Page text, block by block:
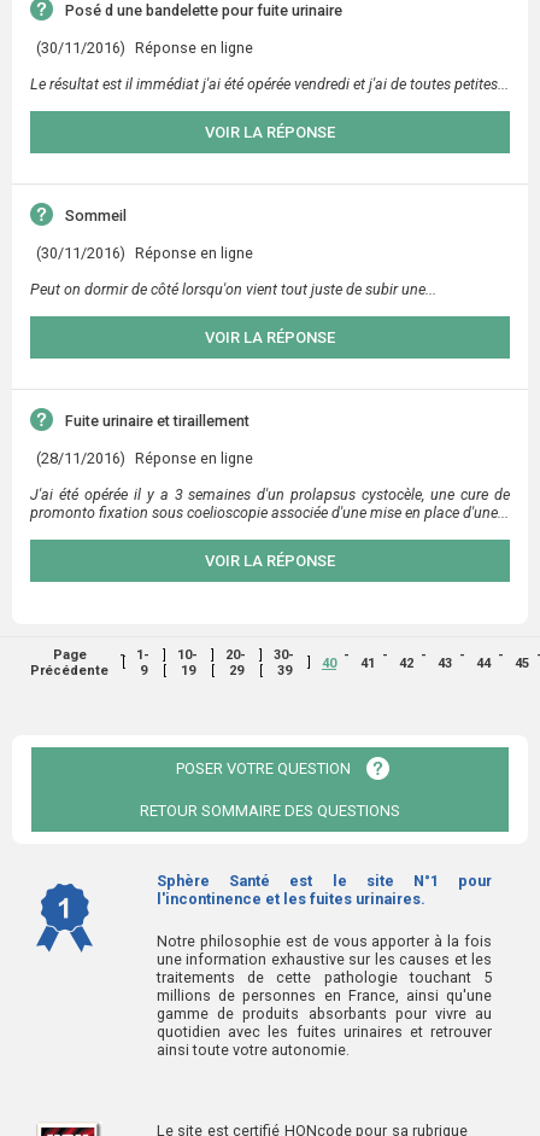
Posé d une bandelette pour fuite urinaire
(30/11/2016) Réponse en ligne
Le résultat est il immédiat j'ai été opérée vendredi et j'ai de toutes petites...
VOIR LA RÉPONSE
Sommeil
(30/11/2016) Réponse en ligne
Peut on dormir de côté lorsqu'on vient tout juste de subir une...
VOIR LA RÉPONSE
Fuite urinaire et tiraillement
(28/11/2016) Réponse en ligne
J'ai été opérée il y a 3 semaines d'un prolapsus cystocèle, une cure de
promonto fixation sous coelioscopie associée d'une mise en place d'une...
VOIR LA RÉPONSE
Page
Précédente
[
1-
9
]
[
10-
19
]
[
20-
29
]
[
30-
39
] 40 41 42 43 44 45
POSER VOTRE QUESTION
RETOUR SOMMAIRE DES QUESTIONS
Sphère Santé est le site N°1 pour
l'incontinence et les fuites urinaires.
Notre philosophie est de vous apporter à la fois
une information exhaustive sur les causes et les
traitements de cette pathologie touchant 5
millions de personnes en France, ainsi qu'une
gamme de produits absorbants pour vivre au
quotidien avec les fuites urinaires et retrouver
ainsi toute votre autonomie.
Le site est certifié HONcode pour sa rubrique